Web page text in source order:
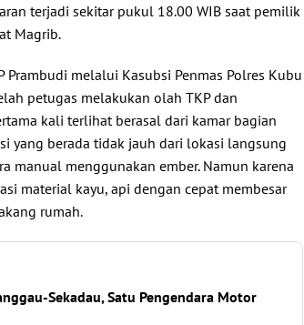
terjadi sekitar pukul 18.00 WIB saat pemilik
Magrib.
Prambudi melalui Kasubsi Penmas Polres Kubu
petugas melakukan olah TKP dan
kali terlihat berasal dari kamar bagian
yang berada tidak jauh dari lokasi langsung
manual menggunakan ember. Namun karena
material kayu, api dengan cepat membesar
rumah.
Sekadau, Satu Pengendara Motor